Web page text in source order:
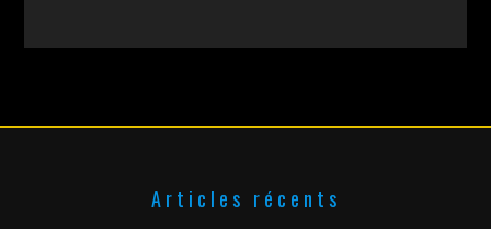
Articles récents